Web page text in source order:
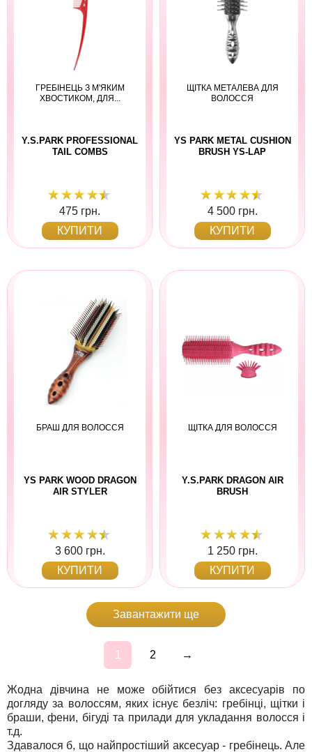
ГРЕБІНЕЦЬ З М'ЯКИМ
ХВОСТИКОМ, ДЛЯ...
Y.S.PARK PROFESSIONAL
TAIL COMBS
475 грн.
КУПИТИ
ЩІТКА МЕТАЛЕВА ДЛЯ
ВОЛОССЯ
YS PARK METAL CUSHION
BRUSH YS-LAP
4 500 грн.
КУПИТИ
БРАШ ДЛЯ ВОЛОССЯ
YS PARK WOOD DRAGON
AIR STYLER
3 600 грн.
КУПИТИ
ЩІТКА ДЛЯ ВОЛОССЯ
Y.S.PARK DRAGON AIR
BRUSH
1 250 грн.
КУПИТИ
Завантажити ще
1 2 →
Жодна дівчина не може обійтися без аксесуарів по
догляду за волоссям, яких існує безліч: гребінці, щітки і
браши, фени, бігуді та прилади для укладання волосся і
т.д.
Здавалося б, що найпростіший аксесуар - гребінець. Але